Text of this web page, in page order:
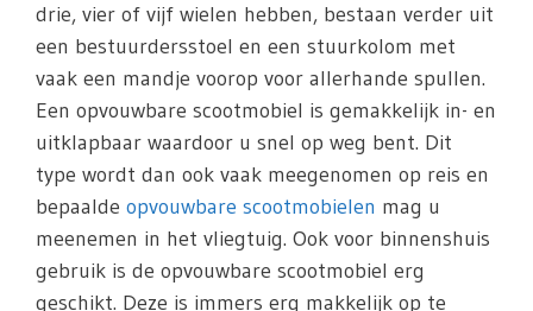
drie, vier of vijf wielen hebben, bestaan verder uit
een bestuurdersstoel en een stuurkolom met
vaak een mandje voorop voor allerhande spullen.
Een opvouwbare scootmobiel is gemakkelijk in- en
uitklapbaar waardoor u snel op weg bent. Dit
type wordt dan ook vaak meegenomen op reis en
bepaalde opvouwbare scootmobielen mag u
meenemen in het vliegtuig. Ook voor binnenshuis
gebruik is de opvouwbare scootmobiel erg
geschikt. Deze is immers erg makkelijk op te